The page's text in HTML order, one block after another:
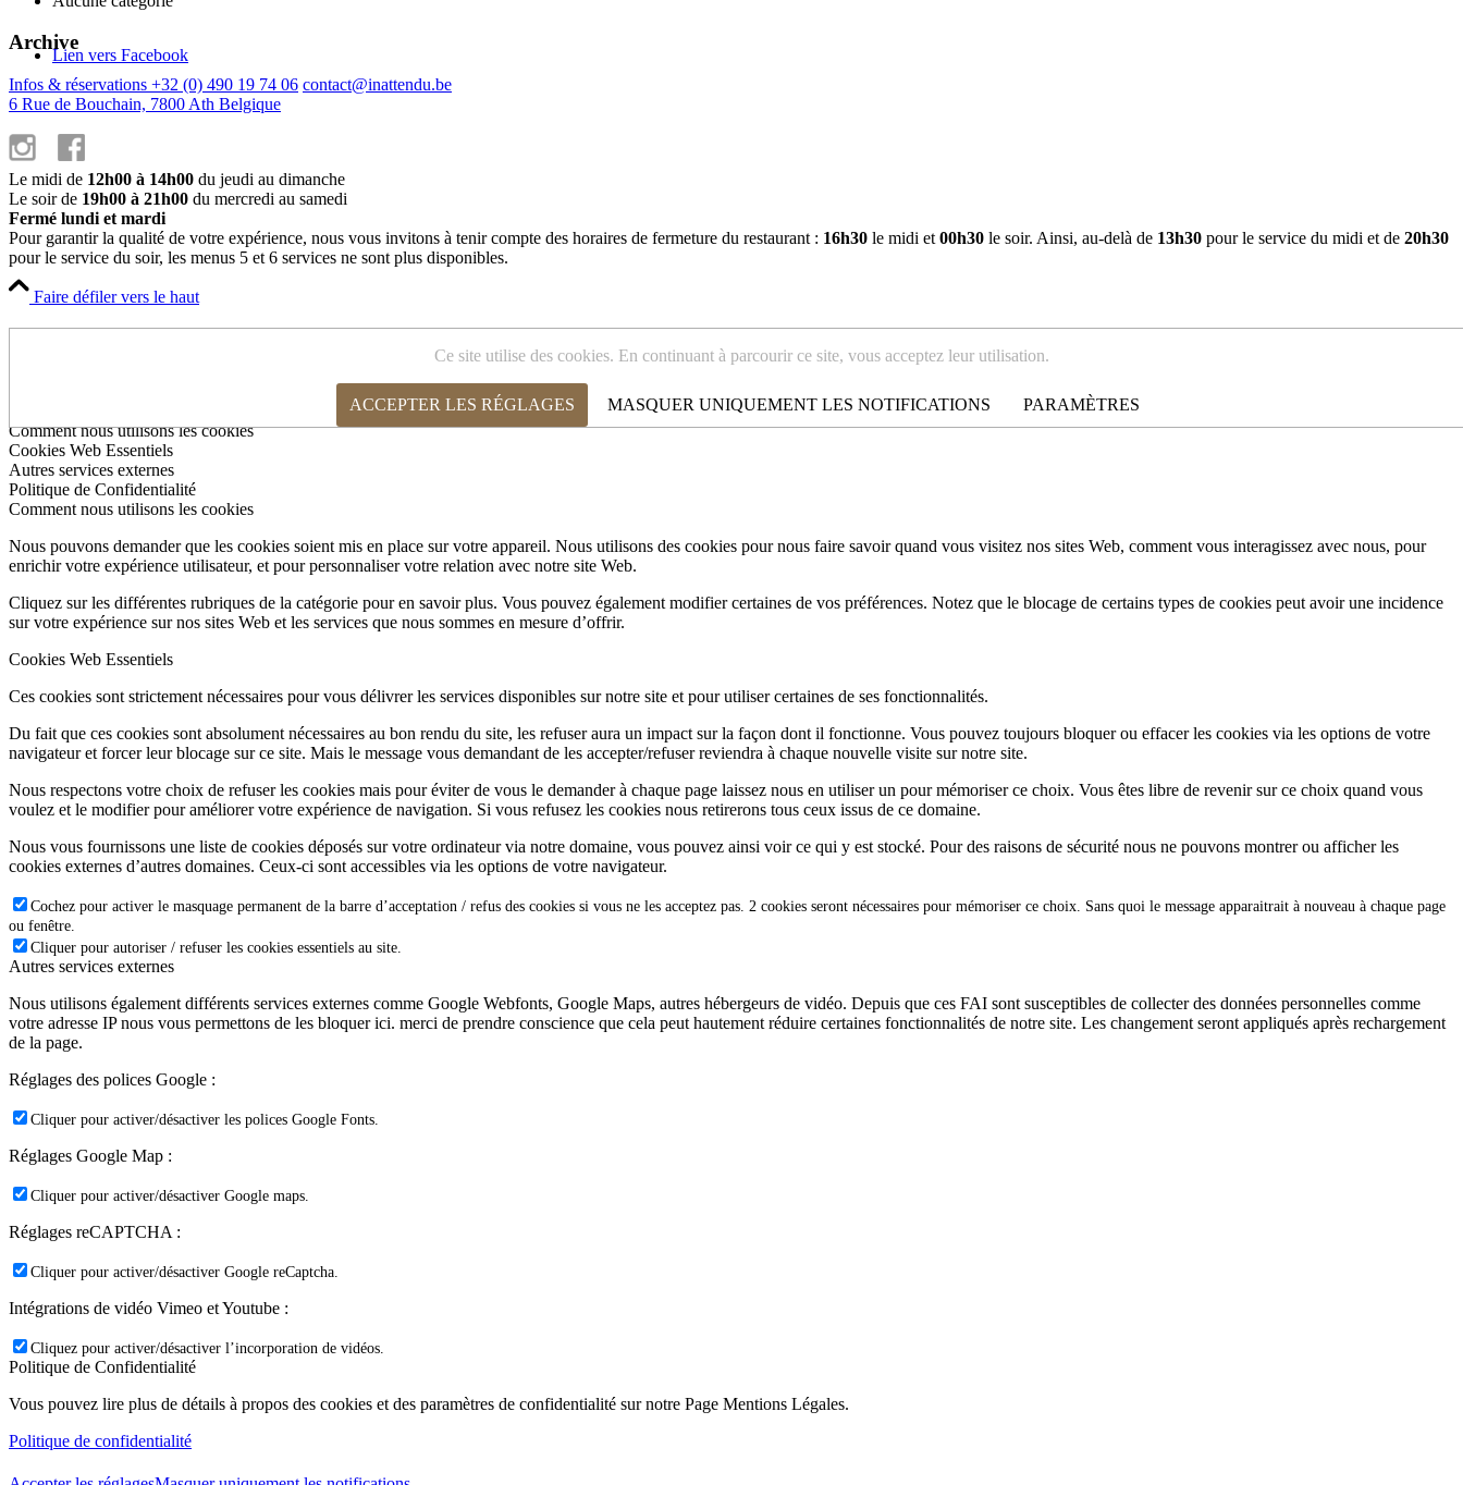
Lien vers Facebook
Archive
Infos & réservations +32 (0) 490 19 74 06 contact@inattendu.be
6 Rue de Bouchain, 7800 Ath Belgique
Le midi de 12h00 à 14h00 du jeudi au dimanche
Le soir de 19h00 à 21h00 du mercredi au samedi
Fermé lundi et mardi
Pour garantir la qualité de votre expérience, nous vous invitons à tenir compte des horaires de fermeture du restaurant : 16h30 le midi et 00h30 le soir. Ainsi, au-delà de 13h30 pour le service du midi et de 20h30
pour le service du soir, les menus 5 et 6 services ne sont plus disponibles.
Faire défiler vers le haut
Ce site utilise des cookies. En continuant à parcourir ce site, vous acceptez leur utilisation.
ACCEPTER LES RÉGLAGES MASQUER UNIQUEMENT LES NOTIFICATIONS PARAMÈTRES
Comment nous utilisons les cookies
Cookies Web Essentiels
Autres services externes
Politique de Confidentialité
Comment nous utilisons les cookies
Nous pouvons demander que les cookies soient mis en place sur votre appareil. Nous utilisons des cookies pour nous faire savoir quand vous visitez nos sites Web, comment vous interagissez avec nous, pour
enrichir votre expérience utilisateur, et pour personnaliser votre relation avec notre site Web.
Cliquez sur les différentes rubriques de la catégorie pour en savoir plus. Vous pouvez également modifier certaines de vos préférences. Notez que le blocage de certains types de cookies peut avoir une incidence
sur votre expérience sur nos sites Web et les services que nous sommes en mesure d’offrir.
Cookies Web Essentiels
Ces cookies sont strictement nécessaires pour vous délivrer les services disponibles sur notre site et pour utiliser certaines de ses fonctionnalités.
Du fait que ces cookies sont absolument nécessaires au bon rendu du site, les refuser aura un impact sur la façon dont il fonctionne. Vous pouvez toujours bloquer ou effacer les cookies via les options de votre
navigateur et forcer leur blocage sur ce site. Mais le message vous demandant de les accepter/refuser reviendra à chaque nouvelle visite sur notre site.
Nous respectons votre choix de refuser les cookies mais pour éviter de vous le demander à chaque page laissez nous en utiliser un pour mémoriser ce choix. Vous êtes libre de revenir sur ce choix quand vous
voulez et le modifier pour améliorer votre expérience de navigation. Si vous refusez les cookies nous retirerons tous ceux issus de ce domaine.
Nous vous fournissons une liste de cookies déposés sur votre ordinateur via notre domaine, vous pouvez ainsi voir ce qui y est stocké. Pour des raisons de sécurité nous ne pouvons montrer ou afficher les
cookies externes d’autres domaines. Ceux-ci sont accessibles via les options de votre navigateur.
Cochez pour activer le masquage permanent de la barre d’acceptation / refus des cookies si vous ne les acceptez pas. 2 cookies seront nécessaires pour mémoriser ce choix. Sans quoi le message apparaitrait à nouveau à chaque page
ou fenêtre.
Cliquer pour autoriser / refuser les cookies essentiels au site.
Autres services externes
Nous utilisons également différents services externes comme Google Webfonts, Google Maps, autres hébergeurs de vidéo. Depuis que ces FAI sont susceptibles de collecter des données personnelles comme
votre adresse IP nous vous permettons de les bloquer ici. merci de prendre conscience que cela peut hautement réduire certaines fonctionnalités de notre site. Les changement seront appliqués après rechargement
de la page.
Réglages des polices Google :
Cliquer pour activer/désactiver les polices Google Fonts.
Réglages Google Map :
Cliquer pour activer/désactiver Google maps.
Réglages reCAPTCHA :
Cliquer pour activer/désactiver Google reCaptcha.
Intégrations de vidéo Vimeo et Youtube :
Cliquez pour activer/désactiver l’incorporation de vidéos.
Politique de Confidentialité
Vous pouvez lire plus de détails à propos des cookies et des paramètres de confidentialité sur notre Page Mentions Légales.
Politique de confidentialité